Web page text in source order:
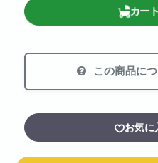
カー
この商品に
お気に